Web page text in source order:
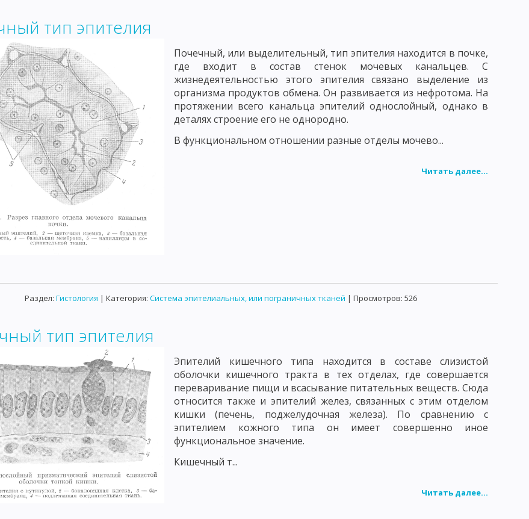
тип эпителия
Почечный, или выделительный, тип эпителия находится в почке,
где входит в состав стенок мочевых канальцев. С
жизнедеятельностью этого эпителия связано выделение из
организма продуктов обмена. Он развивается из нефротома. На
протяжении всего канальца эпителий однослойный, однако в
деталях строение его не однородно.
В функциональном отношении разные отделы мочево...
Читать далее...
Раздел: Гистология | Категория: Система эпителиальных, или пограничных тканей | Просмотров: 526
тип эпителия
Эпителий кишечного типа находится в составе слизистой
оболочки кишечного тракта в тех отделах, где совершается
переваривание пищи и всасывание питательных веществ. Сюда
относится также и эпителий желез, связанных с этим отделом
кишки (печень, поджелудочная железа). По сравнению с
эпителием кожного типа он имеет совершенно иное
функциональное значение.
Кишечный т...
Читать далее...